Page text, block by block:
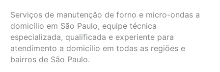
Serviços de manutenção de forno e micro-ondas a
domicílio em São Paulo, equipe técnica
especializada, qualificada e experiente para
atendimento a domicílio em todas as regiões e
bairros de São Paulo.